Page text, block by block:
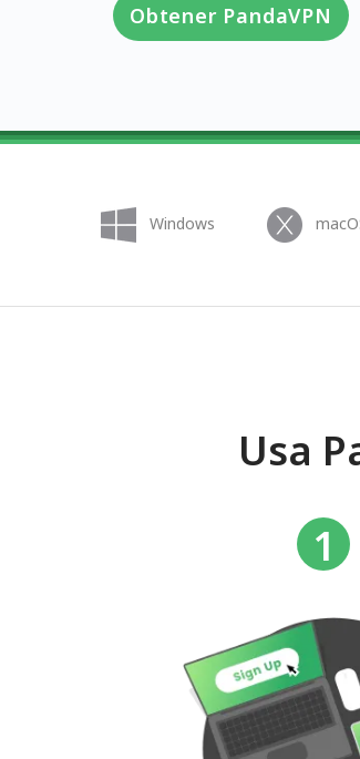
Obtener PandaVPN
Windows
Usa